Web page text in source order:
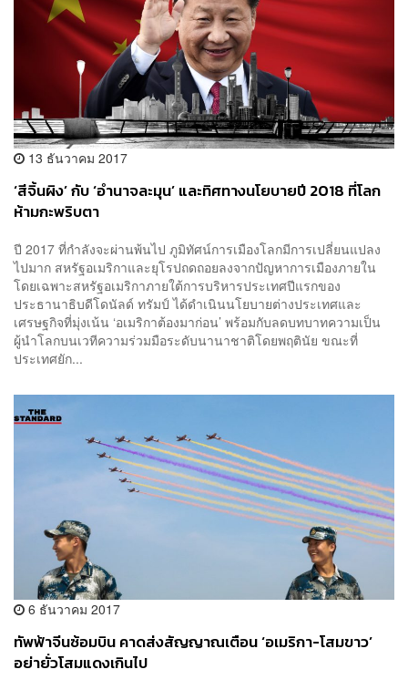
13 ธันวาคม 2017
‘สีจิ้นผิง’ กับ ‘อำนาจละมุน’ และทิศทางนโยบายปี 2018 ที่โลก
ห้ามกะพริบตา
ปี 2017 ที่กำลังจะผ่านพ้นไป ภูมิทัศน์การเมืองโลกมีการเปลี่ยนแปลง
ไปมาก สหรัฐอเมริกาและยุโรปถดถอยลงจากปัญหาการเมืองภายใน
โดยเฉพาะสหรัฐอเมริกาภายใต้การบริหารประเทศปีแรกของ
ประธานาธิบดีโดนัลด์ ทรัมป์ ได้ดำเนินนโยบายต่างประเทศและ
เศรษฐกิจที่มุ่งเน้น ‘อเมริกาต้องมาก่อน’ พร้อมกับลดบทบาทความเป็น
ผู้นำโลกบนเวทีความร่วมมือระดับนานาชาติโดยพฤตินัย ขณะที่
ประเทศยัก...
6 ธันวาคม 2017
ทัพฟ้าจีนซ้อมบิน คาดส่งสัญญาณเตือน ‘อเมริกา-โสมขาว’
อย่ายั่วโสมแดงเกินไป